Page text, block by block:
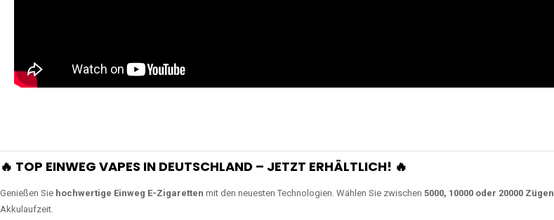
🔥 TOP EINWEG VAPES IN DEUTSCHLAND – JETZT ERHÄLTLICH! 🔥
Genießen Sie hochwertige Einweg E-Zigaretten mit den neuesten Technologien. Wählen Sie zwischen 5000, 10000 oder 20000 Zügen
Akkulaufzeit.